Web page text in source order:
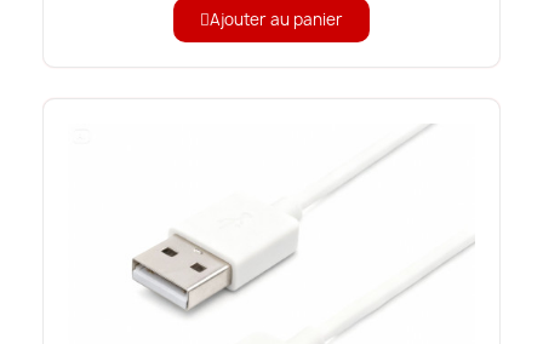
Ajouter au panier